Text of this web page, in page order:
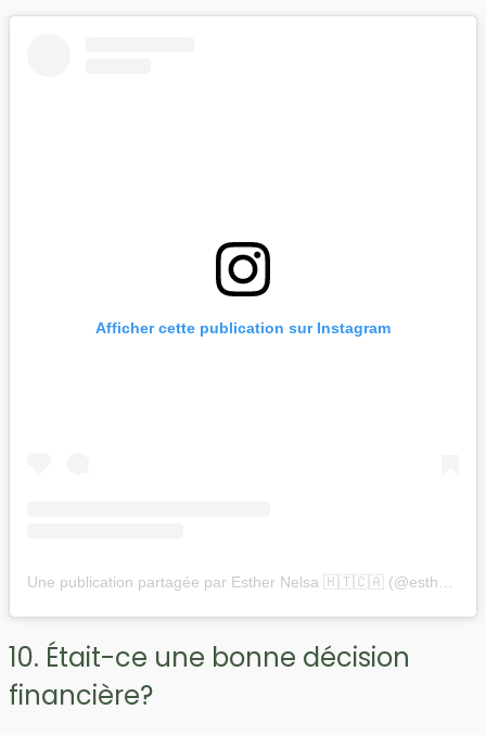
Afficher cette publication sur Instagram
10. Était-ce une bonne décision
financière?